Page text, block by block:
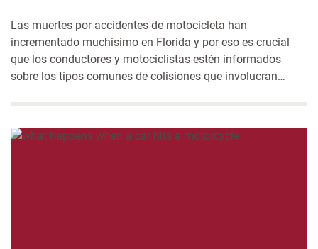
Las muertes por accidentes de motocicleta han
incrementado muchisimo en Florida y por eso es crucial
que los conductores y motociclistas estén informados
sobre los tipos comunes de colisiones que involucran
conductores y pasajeros a ser más proactivos y
potencialmente...